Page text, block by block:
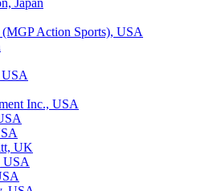
Japan
Action Sports), USA
Inc., USA
UK
USA